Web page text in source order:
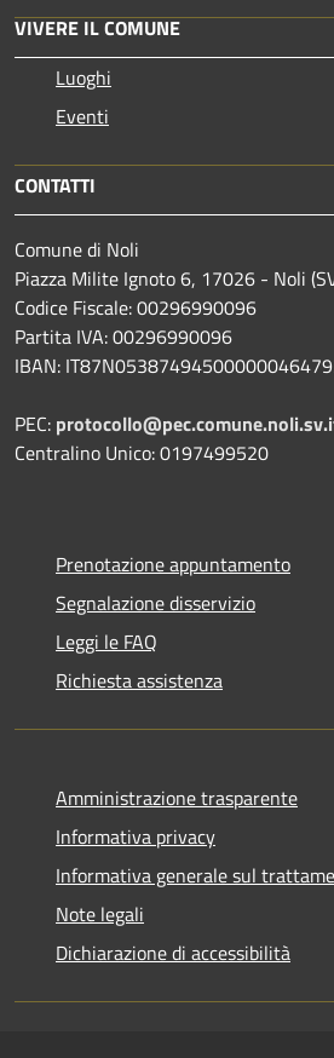
VIVERE IL COMUNE
Luoghi
Eventi
CONTATTI
Comune di Noli
Piazza Milite Ignoto 6, 17026 - Noli
Codice Fiscale: 00296990096
Partita IVA: 00296990096
IBAN:
PEC:
Centralino Unico: 0197499520
Prenotazione appuntamento
Segnalazione disservizio
Leggi le FAQ
Richiesta assistenza
Amministrazione trasparente
Informativa privacy
Informativa generale sul
Note legali
Dichiarazione di accessibilità